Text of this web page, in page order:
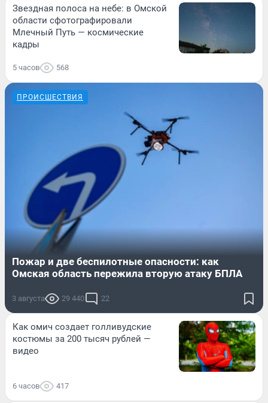
Звездная полоса на небе: в Омской
области сфотографировали
Млечный Путь — космические
кадры
5 часов 568
ПРОИСШЕСТВИЯ
Пожар и две беспилотные опасности: как
Омская область пережила вторую атаку БПЛА
3 августа 29 440 22
Как омич создает голливудские
костюмы за 200 тысяч рублей —
видео
6 часов 417